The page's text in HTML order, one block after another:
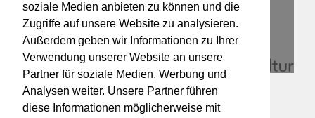
soziale Medien anbieten zu können und die
Zugriffe auf unsere Website zu analysieren.
Außerdem geben wir Informationen zu Ihrer
Verwendung unserer Website an unsere
Partner für soziale Medien, Werbung und
Analysen weiter. Unsere Partner führen
diese Informationen möglicherweise mit